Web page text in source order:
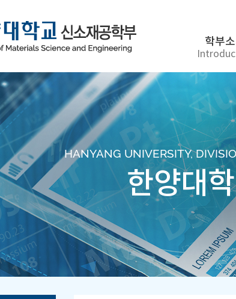
학부소
HANYANG UNIVERSITY,
한양대